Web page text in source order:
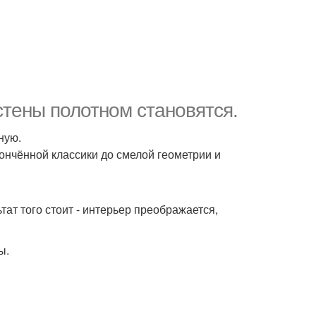
полотном становятся.
классики до смелой геометрии и
того стоит - интерьер преображается,